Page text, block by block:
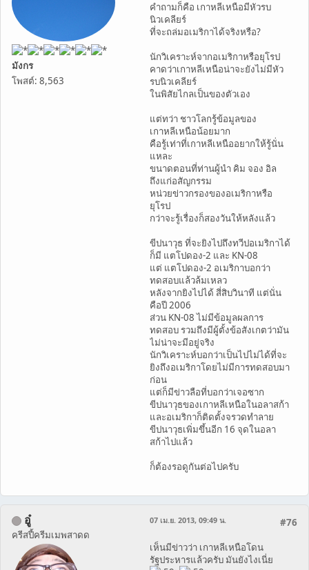
มังกร
โพสต์: 8,563
คำถามก็คือ เกาหลีเหนือมีหัวรบ
นิวเคลียร์
ที่จะถล่มอเมริกาได้จริงหรือ?
นักวิเคราะห์จากอเมริกาหรือยุโรป
คาดว่าเกาหลีเหนือน่าจะยังไม่มีหัว
รบนิวเคลียร์
ในพิสัยไกลเป็นของตัวเอง
แต่ทว่า ชาวโลกรู้ข้อมูลของ
เกาหลีเหนือน้อยมาก
คือรู้เท่าที่เกาหลีเหนืออยากให้รู้นั่น
แหละ
ขนาดตอนที่ท่านผู้นำ คิม จอง อิล
ถึงแก่อสัญกรรม
หน่วยข่าวกรองของอเมริกาหรือ
ยุโรป
กว่าจะรู้เรื่องก็สองวันให้หลังแล้ว
ขีปนาวุธ ที่จะยิงไปถึงทวีปอเมริกาได้
ก็มี แตโปดอง-2 และ KN-08
แต่ แตโปดอง-2 อเมริกาบอกว่า
ทดสอบแล้วล้มเหลว
หลังจากยิงไปได้ สี่สิบวินาที แต่นั่น
คือปี 2006
ส่วน KN-08 ไม่มีข้อมูลผลการ
ทดสอบ รวมถึงมีผู้ตั้งข้อสังเกตว่ามัน
ไม่น่าจะมีอยู่จริง
นักวิเคราะห์บอกว่าเป็นไปไม่ได้ที่จะ
ยิงถึงอเมริกาโดยไม่มีการทดสอบมา
ก่อน
แต่ก็มีข่าวลือที่บอกว่าเจอซาก
ขีปนาวุธของเกาหลีเหนือในอลาสก้า
และอเมริกาก็ติดตั้งจรวดทำลาย
ขีปนาวุธเพิ่มขึ้นอีก 16 จุดในอลา
สก้าไปแล้ว
ก็ต้องรอดูกันต่อไปครับ
อู๋
ครีสปี้ครีมเมพสาดด
#76
07 เม.ย. 2013, 09:49 น.
เห็นมีข่าวว่า เกาหลีเหนือโดน
รัฐประหารแล้วครับ มันยังไงเนี่ย